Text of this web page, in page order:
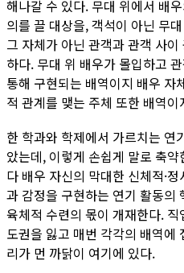
해나갈 수 있다. 무대 위에서 배
의를 끌 대상을, 객석이 아닌 무
그 자체가 아닌 관객과 관객 사
하다. 무대 위 배우가 몰입하고
통해 구현되는 배역이지 배우 자
적 관계를 맺는 주체 또한 배역
한 학과와 학제에서 가르치는 연
았는데, 이렇게 손쉽게 말로 축
다 배우 자신의 막대한 신체적·
과 감정을 구현하는 연기 활동의
육체적 수련의 몫이 개재한다.
도권을 잃고 매번 각각의 배역에
리가 먼 까닭이 여기에 있다.